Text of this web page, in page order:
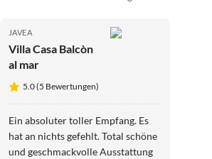
JAVEA
Villa Casa Balcòn
al mar
5.0 (5 Bewertungen)
Ein absoluter toller Empfang. Es
hat an nichts gefehlt. Total schöne
und geschmackvolle Ausstattung